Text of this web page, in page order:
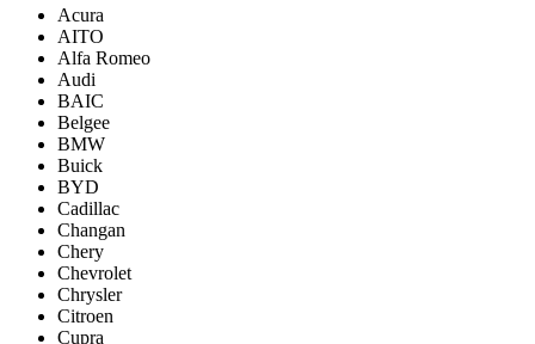
Acura
AITO
Alfa Romeo
Audi
BAIC
Belgee
BMW
Buick
BYD
Cadillac
Changan
Chery
Chevrolet
Chrysler
Citroen
Cupra